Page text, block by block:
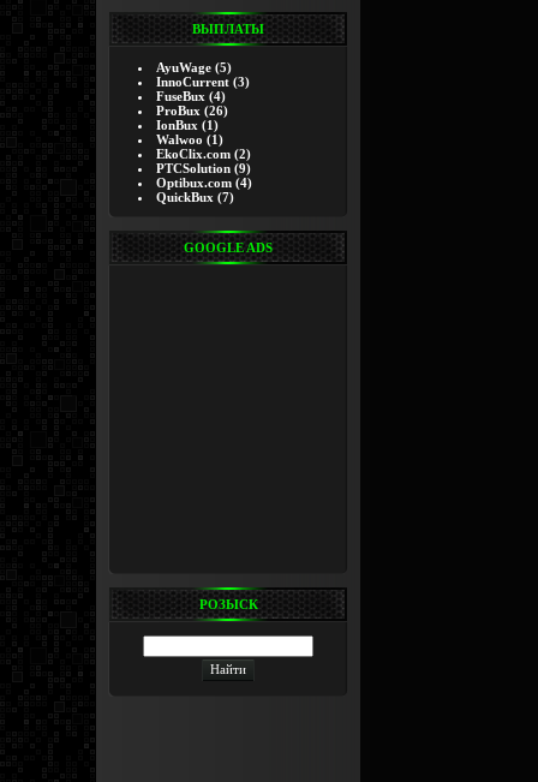
ВЫПЛАТЫ
AyuWage (5)
InnoCurrent (3)
FuseBux (4)
ProBux (26)
IonBux (1)
Walwoo (1)
EkoClix.com (2)
PTCSolution (9)
Optibux.com (4)
QuickBux (7)
GOOGLE ADS
РОЗЫСК